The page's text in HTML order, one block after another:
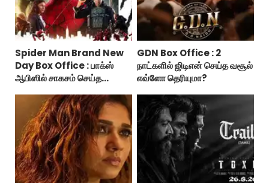
Spider Man Brand New
Day Box Office : பாக்ஸ்
ஆபிஸில் சாகசம் செய்த
GDN Box Office : 2
நாட்களில் ஜிடிஎன் செய்த வசூல்
எவ்ளோ தெரியுமா?